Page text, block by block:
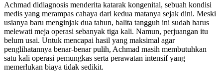
Achmad didiagnosis menderita katarak kongenital, sebuah kondisi
medis yang merampas cahaya dari kedua matanya sejak dini. Meski
usianya baru menginjak dua tahun, balita tangguh ini sudah harus
melewati meja operasi sebanyak tiga kali. Namun, perjuangan itu
belum usai. Untuk mencapai hasil yang maksimal agar
penglihatannya benar-benar pulih, Achmad masih membutuhkan
satu kali operasi pemungkas serta perawatan intensif yang
memerlukan biaya tidak sedikit.